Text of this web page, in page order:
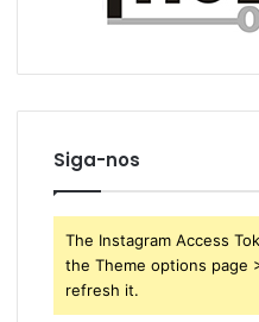
Siga-nos
The Instagram Access
the Theme options page
refresh it.